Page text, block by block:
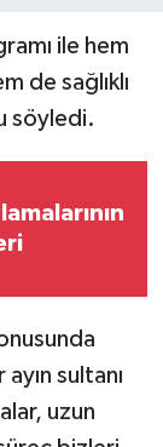
ile hem
de sağlıklı
söyledi.
sultanı
uzun